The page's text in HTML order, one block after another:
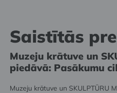
Saistītās
Muzeju krātuve un
piedāvā: Pasākumu
Muzeju krātuve un SKULPTŪRU